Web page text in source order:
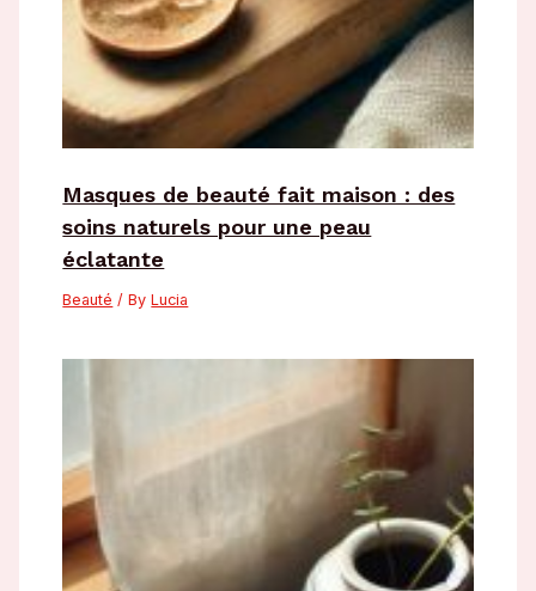
Masques de beauté fait maison : des
soins naturels pour une peau
éclatante
Beauté / ByLucia